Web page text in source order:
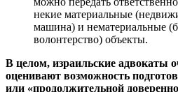
некие материальные
машина) и нематериальные
волонтерство) объекты.
В целом, израильские адвокаты
оценивают возможность
или «продолжительной